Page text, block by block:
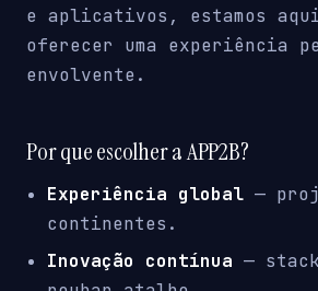
e aplicativos, estamos
oferecer uma experiência
envolvente.
Por que escolher a APP2B?
Experiência global —
continentes.
Inovação contínua —